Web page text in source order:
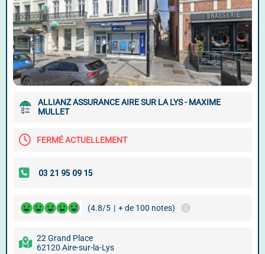
ALLIANZ ASSURANCE AIRE SUR LA LYS - MAXIME
MULLET
FERMÉ ACTUELLEMENT
(4.8/5 | + de 100 notes)
22 Grand Place
62120 Aire-sur-la-Lys